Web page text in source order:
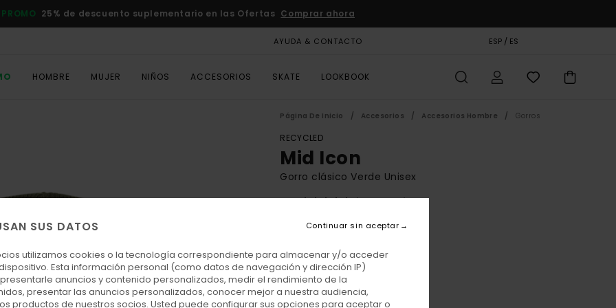
PROMO 25% de descuento suplementario en las Ofertas Comprar ahora
AYUDA & CONTACTO ESP / ES
HOMBRE MUJER NIÑOS ACCESORIOS SKATE LOOKBOOK
Página De Inicio Accesorios Accesorios Hombre Gorros
RECYCLED
Mid Icon
Gorro clásico Verde Unisex
5.0
ECO-BONUS
ColorForest Night
SUS DATOS
utilizamos cookies o la tecnología correspondiente para almacenar y/o acceder
Esta información personal (como datos de navegación y dirección IP)
anuncios y contenido personalizados, medir el rendimiento de la
presentar las anuncios personalizados, conocer mejor a nuestra audiencia,
productos de nuestros socios. Usted puede configurar sus opciones para aceptar o
Continuar sin aceptar